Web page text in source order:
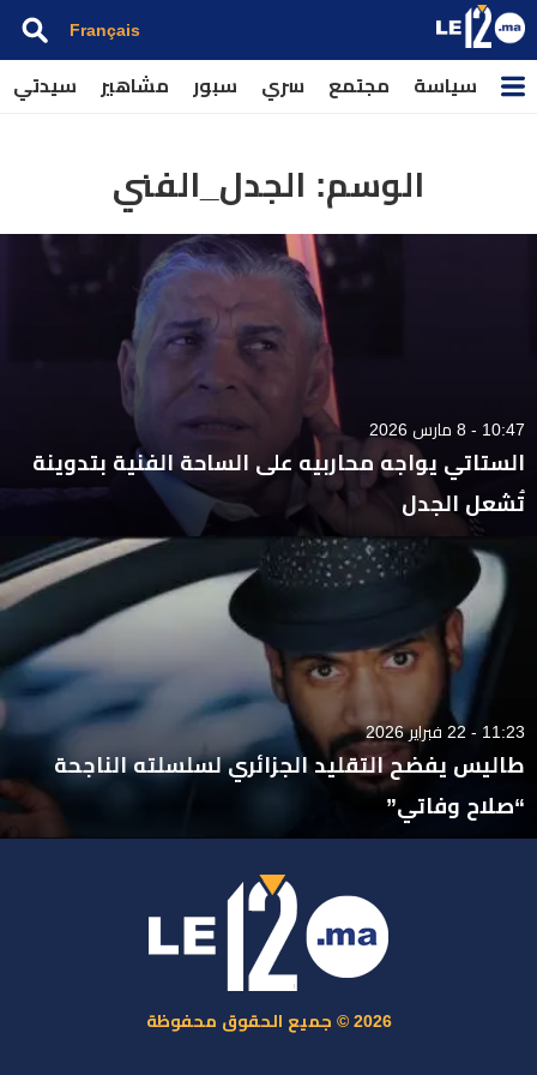
Français
سياسة مجتمع سري سبور مشاهير سيدتي
الوسم: الجدل_الفني
10:47 - 8 مارس 2026
الستاتي يواجه محاربيه على الساحة الفنية بتدوينة
تُشعل الجدل
11:23 - 22 فبراير 2026
طاليس يفضح التقليد الجزائري لسلسلته الناجحة
“صلاح وفاتي”
2026 © جميع الحقوق محفوظة